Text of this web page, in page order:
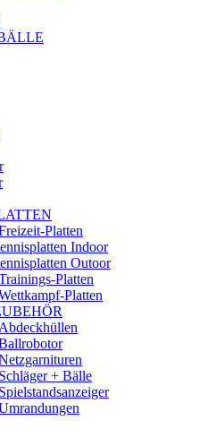
Platten
Indoor
Outoor
Platten
Platten
+ Bälle